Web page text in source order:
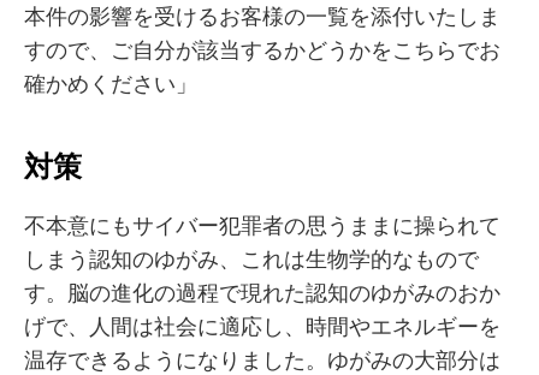
本件の影響を受けるお客様の一覧を添付いたしま
すので、ご自分が該当するかどうかをこちらでお
確かめください」
対策
不本意にもサイバー犯罪者の思うままに操られて
しまう認知のゆがみ、これは生物学的なもので
す。脳の進化の過程で現れた認知のゆがみのおか
げで、人間は社会に適応し、時間やエネルギーを
温存できるようになりました。ゆがみの大部分は